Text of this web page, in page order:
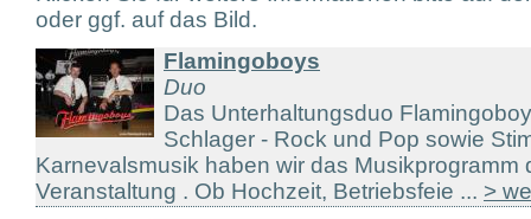
oder ggf. auf das Bild.
Flamingoboys
Duo
Das Unterhaltungsduo
Schlager - Rock und Pop sowie
Karnevalsmusik haben wir das Musikprogramm
Veranstaltung . Ob Hochzeit, Betriebsfeie ... >